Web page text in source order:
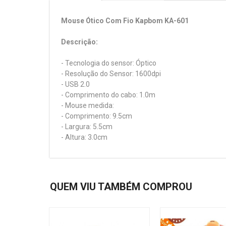
Mouse Ótico Com Fio Kapbom KA-601
Descrição:
- Tecnologia do sensor: Óptico
- Resolução do Sensor: 1600dpi
- USB 2.0
- Comprimento do cabo: 1.0m
- Mouse medida:
- Comprimento: 9.5cm
- Largura: 5.5cm
- Altura: 3.0cm
QUEM VIU TAMBÉM COMPROU